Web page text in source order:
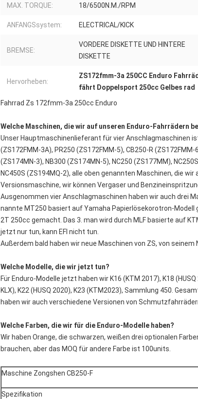
MAX. TORQUE: 18/6500N.M./RPM
ANFANGSsystem: ELECTRICAL/KICK
BREMSE:
VORDERE DISKETTE UND HINTERE
DISKETTE
Hervorheben:
ZS172fmm-3a 250CC Enduro
fährt Doppelsport 250cc Gelbes rad
Fahrrad Zs 172fmm-3a 250cc Enduro
Welche Maschinen, die wir auf unseren Enduro-Fahrrädern
Unser Hauptmaschinenlieferant für vier Anschlagmaschinen ist
(ZS172FMM-3A), PR250 (ZS172FMM-5), CB250-R
(ZS174MN-3), NB300 (ZS174MN-5), NC250 (ZS177MM),
NC450S (ZS194MQ-2), alle oben genannten Maschinen, die
Versionsmaschine, wir können Vergaser und
Ausgenommen vier Anschlagmaschinen haben wir auch drei
nannte MT250 basiert auf Yamaha Papierlösekorotron-Modell
2T 250cc gemacht. Das 3. man wird durch MLF basierte auf
jetzt nur tun, kann EFI nicht tun.
Außerdem bald haben wir neue Maschinen von ZS, von seinem
Welche Modelle, die wir jetzt tun?
Für Enduro-Modelle jetzt haben wir K16 (KTM 2017), K18
KLX), K22 (HUSQ 2020), K23 (KTM2023), Sammlung 450.
haben wir auch verschiedene Versionen von
Welche Farben, die wir für die Enduro-Modelle haben?
Wir haben Orange, die schwarzen, weißen drei optionalen
brauchen, aber das MOQ für andere Farbe ist 100units.
Maschine Zongshen CB250-F
Spezifikation